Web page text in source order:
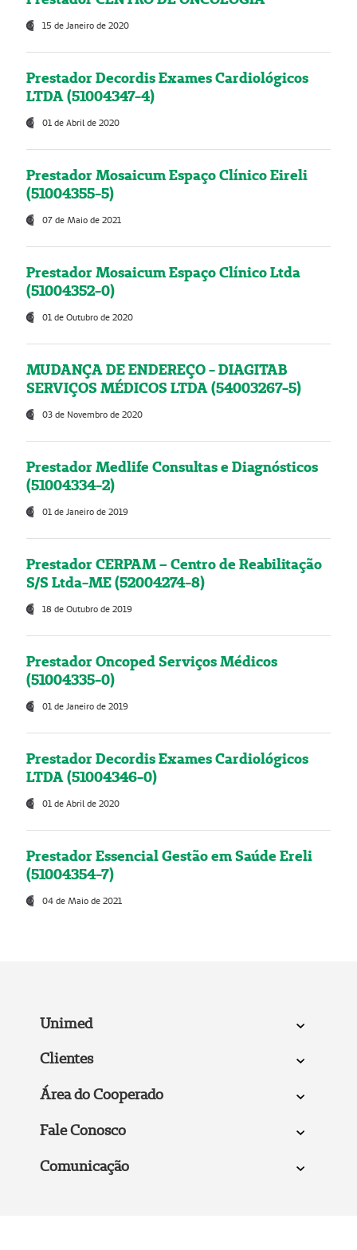
15 de Janeiro de 2020
Prestador Decordis Exames Cardiológicos
LTDA (51004347-4)
01 de Abril de 2020
Prestador Mosaicum Espaço Clínico Eireli
(51004355-5)
07 de Maio de 2021
Prestador Mosaicum Espaço Clínico Ltda
(51004352-0)
01 de Outubro de 2020
MUDANÇA DE ENDEREÇO - DIAGITAB
SERVIÇOS MÉDICOS LTDA (54003267-5)
03 de Novembro de 2020
Prestador Medlife Consultas e Diagnósticos
(51004334-2)
01 de Janeiro de 2019
Prestador CERPAM – Centro de Reabilitação
S/S Ltda-ME (52004274-8)
18 de Outubro de 2019
Prestador Oncoped Serviços Médicos
(51004335-0)
01 de Janeiro de 2019
Prestador Decordis Exames Cardiológicos
LTDA (51004346-0)
01 de Abril de 2020
Prestador Essencial Gestão em Saúde Ereli
(51004354-7)
04 de Maio de 2021
Unimed
Clientes
Área do Cooperado
Fale Conosco
Comunicação